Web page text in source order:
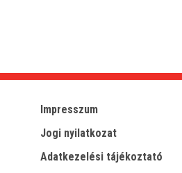
Impresszum
Jogi nyilatkozat
Adatkezelési tájékoztató